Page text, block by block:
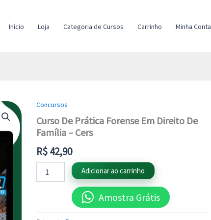
Início Loja Categoria de Cursos Carrinho Minha Conta
Concursos
Curso De Prática Forense Em Direito De
Família – Cers
R$42,90
Curso
De
Prática
Forense
Em
Direito
De
Família
-
Adicionar ao carrinho
Amostra Grátis